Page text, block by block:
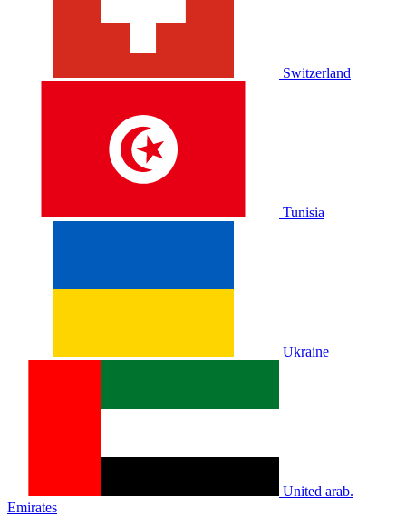
Switzerland
Tunisia
Ukraine
United arab.
Emirates